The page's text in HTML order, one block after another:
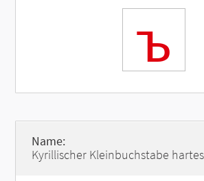
ъ
Name:
Kyrillischer Kleinbuchstabe